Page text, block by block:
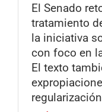
El Senado
tratamiento
la iniciativa
con foco en
El texto